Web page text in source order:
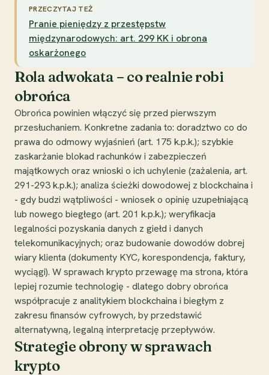
PRZECZYTAJ TEŻ
Pranie pieniędzy z przestępstw
międzynarodowych: art. 299 KK i obrona
oskarżonego
Rola adwokata – co realnie robi
obrońca
Obrońca powinien włączyć się przed pierwszym
przesłuchaniem. Konkretne zadania to: doradztwo co do
prawa do odmowy wyjaśnień (art. 175 k.p.k.); szybkie
zaskarżanie blokad rachunków i zabezpieczeń
majątkowych oraz wnioski o ich uchylenie (zażalenia, art.
291-293 k.p.k.); analiza ścieżki dowodowej z blockchaina i
- gdy budzi wątpliwości - wniosek o opinię uzupełniającą
lub nowego biegłego (art. 201 k.p.k.); weryfikacja
legalności pozyskania danych z giełd i danych
telekomunikacyjnych; oraz budowanie dowodów dobrej
wiary klienta (dokumenty KYC, korespondencja, faktury,
wyciągi). W sprawach krypto przewagę ma strona, która
lepiej rozumie technologię - dlatego dobry obrońca
współpracuje z analitykiem blockchaina i biegłym z
zakresu finansów cyfrowych, by przedstawić
alternatywną, legalną interpretację przepływów.
Strategie obrony w sprawach
krypto